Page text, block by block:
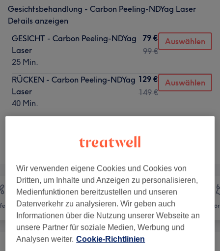
Gesichtsbehandlung - Carbon Peeling-NDYag Laser
Details anzeigen
GESICHT - Carbon Peeling-NDYag
Laser
25 Min.
79 €
99 €
Auswählen
RÜCKEN - Carbon Peeling-NDYag
Laser
40 Min.
129 €
149 €
Auswählen
Nicht gefunden wonach du gesucht hast?
Gesicht Massage
Wir verwenden eigene Cookies und Cookies von
Dritten, um Inhalte und Anzeigen zu personalisieren,
Medienfunktionen bereitzustellen und unseren
Datenverkehr zu analysieren. Wir geben auch
Informationen über die Nutzung unserer Webseite an
unsere Partner für soziale Medien, Werbung und
Analysen weiter. Cookie-Richtlinien